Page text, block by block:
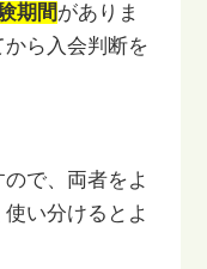
期間がありま
から入会判断を
で、両者をよ
い分けるとよ